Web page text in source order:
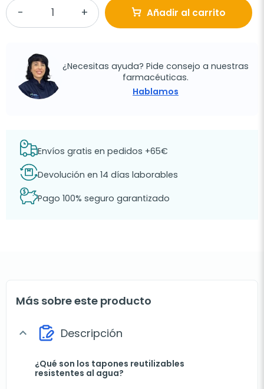
Añadir al carrito
¿Necesitas ayuda? Pide consejo a nuestras
farmacéuticas.
Hablamos
Envíos gratis en pedidos +65€
Devolución en 14 días laborables
Pago 100% seguro garantizado
Más sobre este producto
expand_more Descripción
¿Qué son los tapones reutilizables
resistentes al agua?